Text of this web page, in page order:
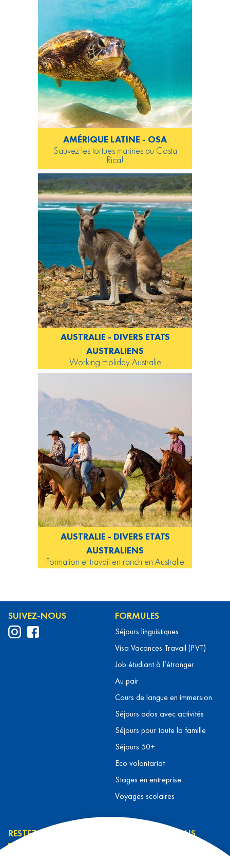
AMÉRIQUE LATINE - OSA
Sauvez les tortues marines au Costa
Rica!
AUSTRALIE - DIVERS ETATS
AUSTRALIENS
Working Holiday Australie
AUSTRALIE - DIVERS ETATS
AUSTRALIENS
Formation et travail en ranch en Australie
SUIVEZ-NOUS FORMULES
Séjours linguistiques
Visa Vacances Travail (PVT)
Job étudiant à l’étranger
Au pair
Cours de langue en immersion
Séjours ados avec activités
Séjours pour toute la famille
Séjours 50+
Eco volontariat
Stages en entreprise
Voyages scolaires
RESTEZ INFORMÉ CONTACTEZ-NOUS